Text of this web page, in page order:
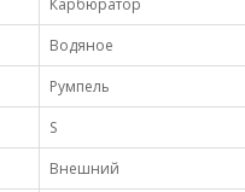
Карбюратор
Водяное
Румпель
S
Внешний